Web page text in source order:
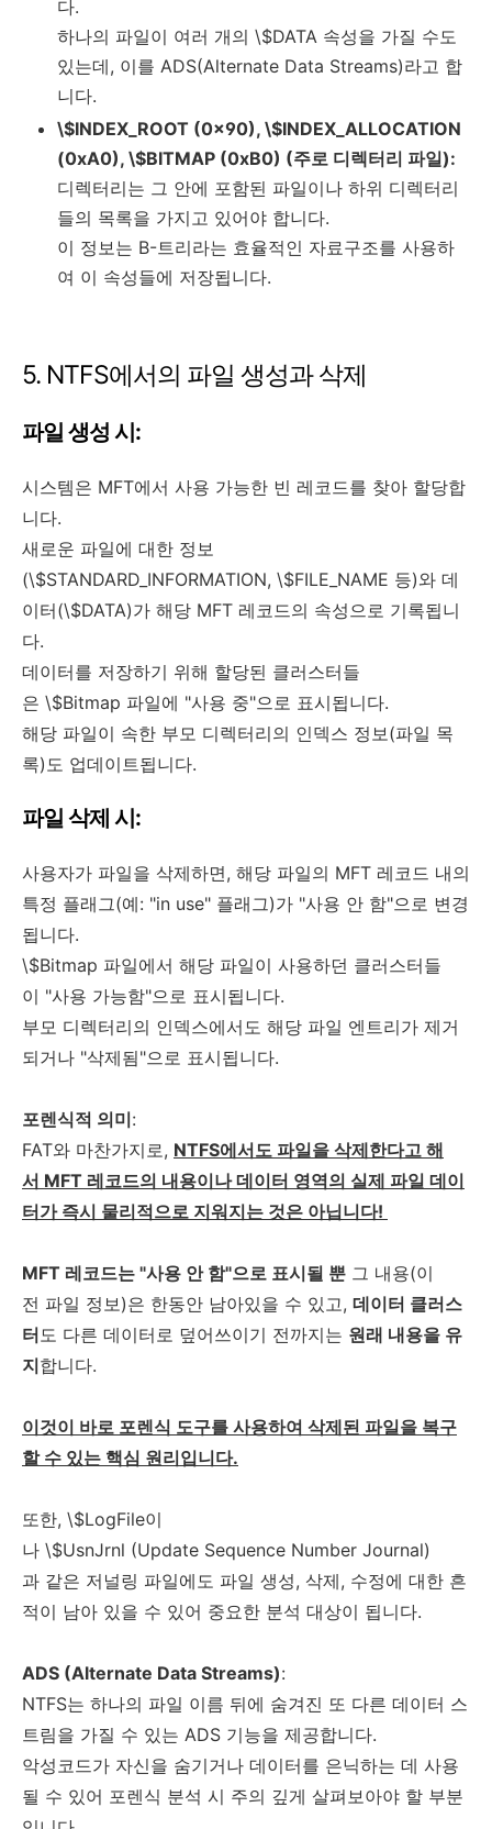
다.
하나의 파일이 여러 개의 \$DATA 속성을 가질 수도
있는데, 이를 ADS(Alternate Data Streams)라고 합
니다.
\$INDEX_ROOT (0x90), \$INDEX_ALLOCATION
(0xA0), \$BITMAP (0xB0) (주로 디렉터리 파일):
디렉터리는 그 안에 포함된 파일이나 하위 디렉터리
들의 목록을 가지고 있어야 합니다.
이 정보는 B-트리라는 효율적인 자료구조를 사용하
여 이 속성들에 저장됩니다.
5. NTFS에서의 파일 생성과 삭제
파일 생성 시:
시스템은 MFT에서 사용 가능한 빈 레코드를 찾아 할당합
니다.
새로운 파일에 대한 정보
(\$STANDARD_INFORMATION, \$FILE_NAME 등)와 데
이터(\$DATA)가 해당 MFT 레코드의 속성으로 기록됩니
다.
데이터를 저장하기 위해 할당된 클러스터들
은 \$Bitmap 파일에 "사용 중"으로 표시됩니다.
해당 파일이 속한 부모 디렉터리의 인덱스 정보(파일 목
록)도 업데이트됩니다.
파일 삭제 시:
사용자가 파일을 삭제하면, 해당 파일의 MFT 레코드 내의
특정 플래그(예: "in use" 플래그)가 "사용 안 함"으로 변경
됩니다.
\$Bitmap 파일에서 해당 파일이 사용하던 클러스터들
이 "사용 가능함"으로 표시됩니다.
부모 디렉터리의 인덱스에서도 해당 파일 엔트리가 제거
되거나 "삭제됨"으로 표시됩니다.
포렌식적 의미:
FAT와 마찬가지로, NTFS에서도 파일을 삭제한다고 해
서 MFT 레코드의 내용이나 데이터 영역의 실제 파일 데이
터가 즉시 물리적으로 지워지는 것은 아닙니다!
MFT 레코드는 "사용 안 함"으로 표시될 뿐 그 내용(이
전 파일 정보)은 한동안 남아있을 수 있고, 데이터 클러스
터도 다른 데이터로 덮어쓰이기 전까지는 원래 내용을 유
지합니다.
이것이 바로 포렌식 도구를 사용하여 삭제된 파일을 복구
할 수 있는 핵심 원리입니다.
또한, \$LogFile이
나 \$UsnJrnl (Update Sequence Number Journal)
과 같은 저널링 파일에도 파일 생성, 삭제, 수정에 대한 흔
적이 남아 있을 수 있어 중요한 분석 대상이 됩니다.
ADS (Alternate Data Streams):
NTFS는 하나의 파일 이름 뒤에 숨겨진 또 다른 데이터 스
트림을 가질 수 있는 ADS 기능을 제공합니다.
악성코드가 자신을 숨기거나 데이터를 은닉하는 데 사용
될 수 있어 포렌식 분석 시 주의 깊게 살펴보아야 할 부분